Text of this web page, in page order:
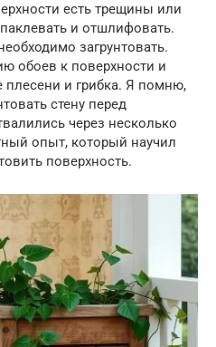
есть трещины или
и отшлифовать.
загрунтовать.
обоев к поверхности и
плесени и грибка. Я помню,
стену перед
через несколько
опыт, который научил
поверхность.